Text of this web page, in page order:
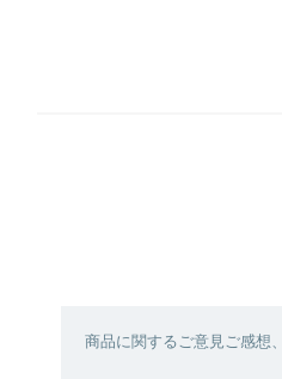
商品に関するご意見ご感想